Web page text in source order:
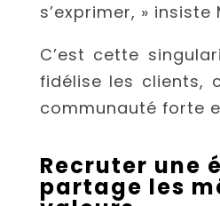
s’exprimer, » insiste
C’est cette
fidélise les clients,
communauté forte
Recruter une
partage les